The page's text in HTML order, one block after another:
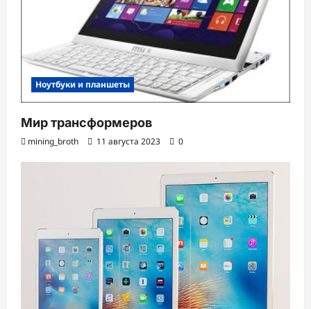
Ноутбуки и планшеты
Мир трансформеров
mining_broth 11 августа 2023 0